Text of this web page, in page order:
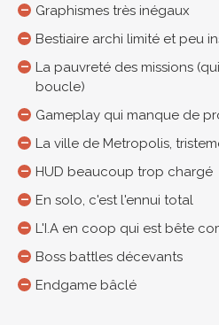
Graphismes très inégaux
Bestiaire archi limité et peu
La pauvreté des missions
boucle)
Gameplay qui manque de
La ville de Metropolis,
HUD beaucoup trop chargé
En solo, c'est l'ennui total
L'I.A en coop qui est bête
Boss battles décevants
Endgame bâclé